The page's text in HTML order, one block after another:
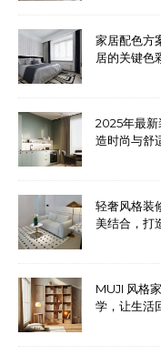
家居配色方
居的关键色
2025年最
造时尚与舒
轻奢风格装
美结合，打
MUJI 风格
学，让生活